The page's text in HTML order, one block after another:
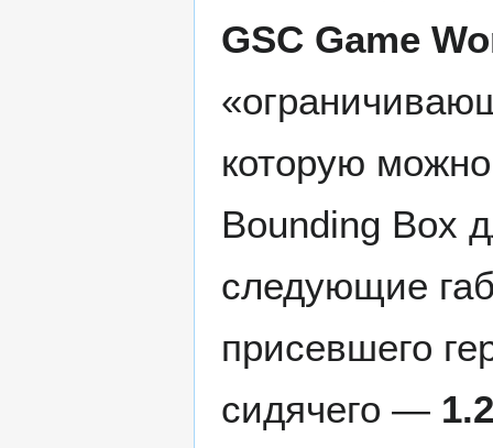
GSC Game
которую
Bounding Box
следующие
присевшего
сидячего —